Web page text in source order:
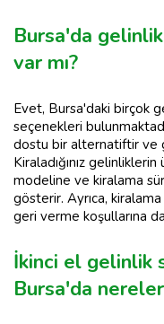
Bursa'da
var mı?
Evet, Bursa'daki birçok
seçenekleri
dostu bir alternatiftir ve
Kiraladığınız
modeline ve kiralama
gösterir. Ayrıca,
geri verme koşullarına
İkinci el gelinlik
Bursa'da